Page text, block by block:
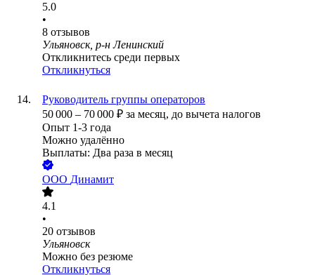
5.0
•
8 отзывов
Ульяновск, р-н Ленинский
Откликнитесь среди первых
Откликнуться
Руководитель группы операторов
50 000 – 70 000 ₽ за месяц, до вычета налогов
Опыт 1-3 года
Можно удалённо
Выплаты: Два раза в месяц
ООО Динамит
4.1
•
20 отзывов
Ульяновск
Можно без резюме
Откликнуться